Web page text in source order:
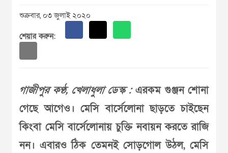
শুক্রবার, ০৩ জুলাই ২০২০
শেয়ার করুন:
গাজীপুর কণ্ঠ, খেলাধুলা ডেস্ক :এরকম গুঞ্জন শোনা
গেছে আগেও। মেসি বার্সেলোনা ছাড়তে চাইছেন
কিংবা মেসি বার্সেলোনায় চুক্তি নবায়ন করতে রাজি
নন। এবারও ঠিক তেমনই সোড়গোল উঠল, মেসি